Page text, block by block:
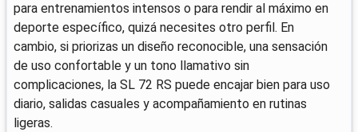
para entrenamientos intensos o para rendir al máximo en
deporte específico, quizá necesites otro perfil. En
cambio, si priorizas un diseño reconocible, una sensación
de uso confortable y un tono llamativo sin
complicaciones, la SL 72 RS puede encajar bien para uso
diario, salidas casuales y acompañamiento en rutinas
ligeras.